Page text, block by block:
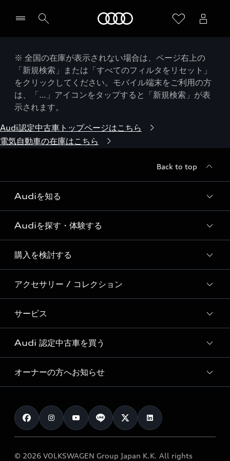
※ 全国の在庫が表示されない場合は、ページ右上の
「新規検索」または「すべてのフィルタをリセット」
をクリックしてください。モバイル端末をご利用の方
は、「…」アイコンをタップすると「新規検索」が表
示されます。
Audi認定中古車トップページはこちら
電気自動車の在庫はこちら
Back to top
Audiを知る
Audi ブランド
Story of Progress
Audi Sport
Formula 1®
デジタルサービス
Audiを探す・体験する
ディーラー検索
新車在庫検索
試乗車・展示車検索
見積り依頼
試乗予約
購入を検討する
モデル一覧
特別仕様モデル / 限定モデル
e-tronラインアップ
価格シミュレーション
車両比較
カタログ一覧
アクセサリー / コレクション
純正アクセサリー
オンラインショップ
Audi collection
アウディナビアプリ
サービス
サービス入庫予約
サービスプログラム
メンテナンス
車検 / 定期点検
e-tronアフターサポート
Audi 認定中古車を買う
Audi認定中古車
クオリティ
保証
メンテナンス
オーナーの方へお知らせ
お知らせ
オーナー様向けキャンペーン
© 2026 VOLKSWAGEN Group Japan K.K. All rights